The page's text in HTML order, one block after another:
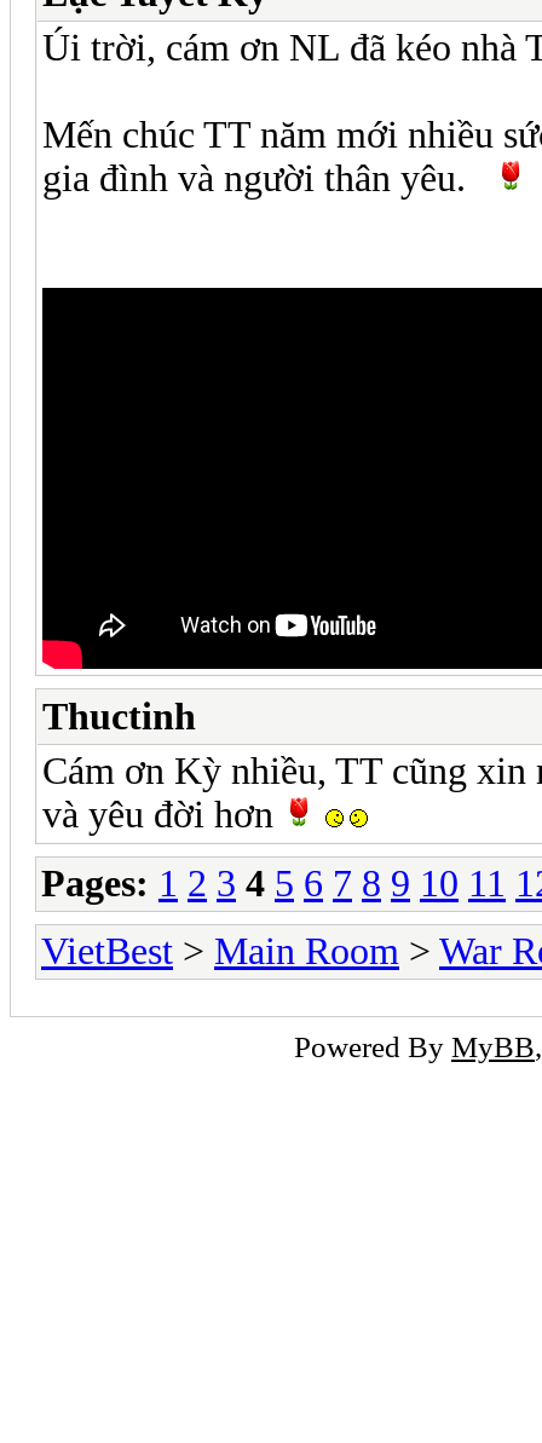
Úi trời, cám ơn NL đã kéo
Mến chúc TT năm mới nhiều
gia đình và người thân yêu.
Thuctinh
Cám ơn Kỳ nhiều, TT cũng xin
và yêu đời hơn
Pages: 1 2 3 4 5 6 7 8 9 10 11
VietBest > Main Room > War
Powered By MyBB